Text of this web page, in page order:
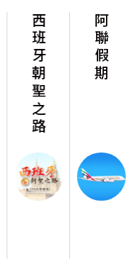
西班牙朝聖之路 阿聯假期